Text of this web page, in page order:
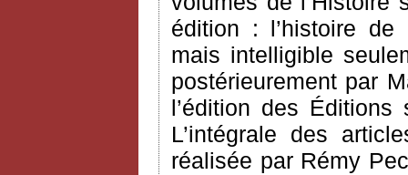
édition : l’histoire
mais intelligible
postérieurement par
l’édition des
L’intégrale des
réalisée par Rémy